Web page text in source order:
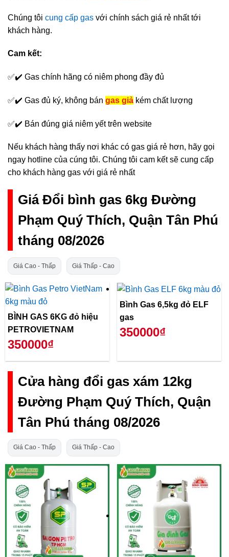
Chúng tôi cung cấp gas với chính sách giá rẻ nhất tới
khách hàng.
Cam kết:
✅✔️ Gas chính hãng có niêm phong đầy đủ
✅✔️ Gas đủ ký, không bán gas giả kém chất lượng
✅✔️ Bán đúng giá niêm yết trên website
Nếu khách hàng thấy nơi khác có gas giá rẻ hơn, hãy gọi
ngay hotline của cúng tôi. Chúng tôi cam kết sẽ cung cấp
cho khách hàng gas với giá rẻ nhất
Giá Đổi bình gas 6kg Đường
Phạm Quý Thích, Quận Tân Phú
tháng 08/2026
Giá Cao - Thấp Giá Thấp - Cao
BÌNH GAS 6KG đỏ hiệu
PETROVIETNAM
350000₫
Bình Gas 6,5kg đỏ ELF
gas
350000₫
Cửa hàng đổi gas xám 12kg
Đường Phạm Quý Thích, Quận
Tân Phú tháng 08/2026
Giá Cao - Thấp Giá Thấp - Cao